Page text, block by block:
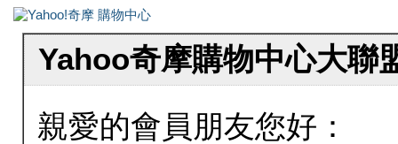
Yahoo奇摩購物中心大聯
親愛的會員朋友您好：